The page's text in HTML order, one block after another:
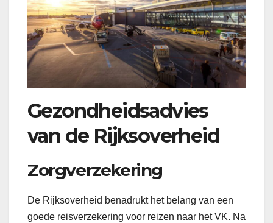
Gezondheidsadvies
van de Rijksoverheid
Zorgverzekering
De Rijksoverheid benadrukt het belang van een
goede reisverzekering voor reizen naar het VK. Na